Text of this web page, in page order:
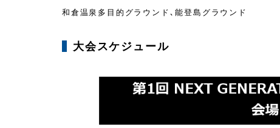
和倉温泉多目的グラウンド､能登島グラウンド
大会スケジュール